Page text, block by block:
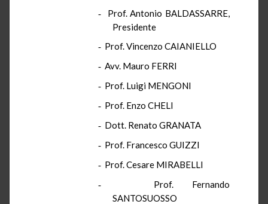
-
Prof. Antonio BALDASSARRE,
Presidente
- Prof. Vincenzo CAIANIELLO
- Avv. Mauro FERRI
- Prof. Luigi MENGONI
- Prof. Enzo CHELI
- Dott. Renato GRANATA
- Prof. Francesco GUIZZI
- Prof. Cesare MIRABELLI
-
Prof. Fernando
SANTOSUOSSO